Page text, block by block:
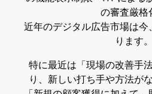
の審査厳格
近年のデジタル広告市場は
ります。
特に最近は「現場の改善手
り、新しい打ち手や方法が